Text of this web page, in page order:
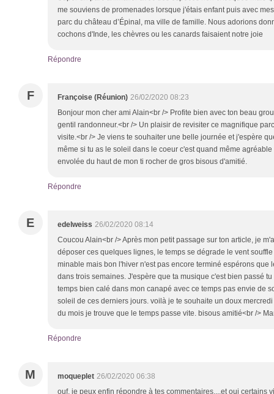
me souviens de promenades lorsque j'étais enfant puis avec
parc du château d’Épinal, ma ville de famille. Nous adorions
cochons d'Inde, les chèvres ou les canards faisaient notre joie
Répondre
F Françoise (Réunion) 26/02/2020 08:23
Bonjour mon cher ami Alain<br /> Profite bien avec ton beau
gentil randonneur.<br /> Un plaisir de revisiter ce magnifique
visite.<br /> Je viens te souhaiter une belle journée et j'espère
même si tu as le soleil dans le coeur c'est quand même
envolée du haut de mon ti rocher de gros bisous d'amitié.
Répondre
E edelweiss 26/02/2020 08:14
Coucou Alain<br /> Après mon petit passage sur ton article, je
déposer ces quelques lignes, le temps se dégrade le vent
minable mais bon l'hiver n'est pas encore terminé espérons que
dans trois semaines. J'espère que ta musique c'est bien passé
temps bien calé dans mon canapé avec ce temps pas envie de
soleil de ces derniers jours. voilà je te souhaite un doux
du mois je trouve que le temps passe vite. bisous amitié<br />
Répondre
M moqueplet 26/02/2020 06:38
ouf, je peux enfin répondre à tes commentaires....et oui certains